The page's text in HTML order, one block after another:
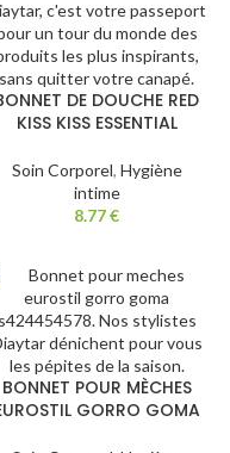
DE DOUCHE RED
KISS KISS ESSENTIAL
Soin Corporel, Hygiène
intime
8.77€
BONNET POUR MÈCHES
GORRO GOMA